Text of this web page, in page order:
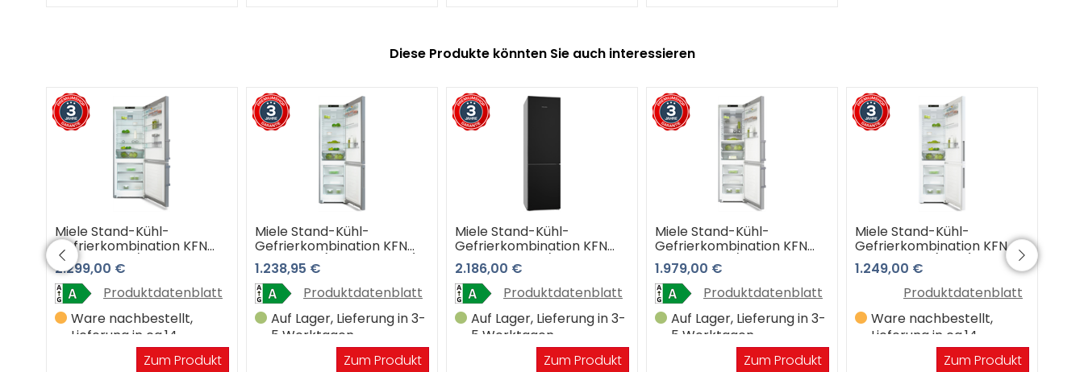
Diese Produkte könnten Sie auch interessieren
Miele Stand-Kühl-
Gefrierkombination KFN
4796 AD edt/cs
(Edelstahltür-CleanSteel)
3 Jahre Premiumshop
Garantie
2.299,00 €
Produktdatenblatt
Ware nachbestellt,
Lieferung in ca.14
WerktagenZum Produkt
Miele Stand-Kühl-
Gefrierkombination KFN
4291 AD el (Edelstahllook) 3
Jahre Premiumshop
Garantie
1.238,95 €
Produktdatenblatt
Auf Lager, Lieferung in 3-
5 Werktagen
Zum Produkt
Miele Stand-Kühl-
Gefrierkombination KFN
4799 AD obsw/matt
(Obsidianschwarz Matt) 3
Jahre Premiumshop
Garantie
2.186,00 €
Produktdatenblatt
Auf Lager, Lieferung in 3-
5 Werktagen
Zum Produkt
Miele Stand-Kühl-
Gefrierkombination KFN
4799 AD edt/cs
(edelstahl/cleanste) 3
Jahre Premiumshop
Garantie
1.979,00 €
Produktdatenblatt
Auf Lager, Lieferung in 3-
5 Werktagen
Zum Produkt
Miele Stand-Kühl-
Gefrierkombination KFN
4395 CD ws (weiß) 3 Jahre
Premiumshop Garantie
1.249,00 €
Produktdatenblatt
Ware nachbestellt,
Lieferung in ca.14
WerktagenZum Produkt